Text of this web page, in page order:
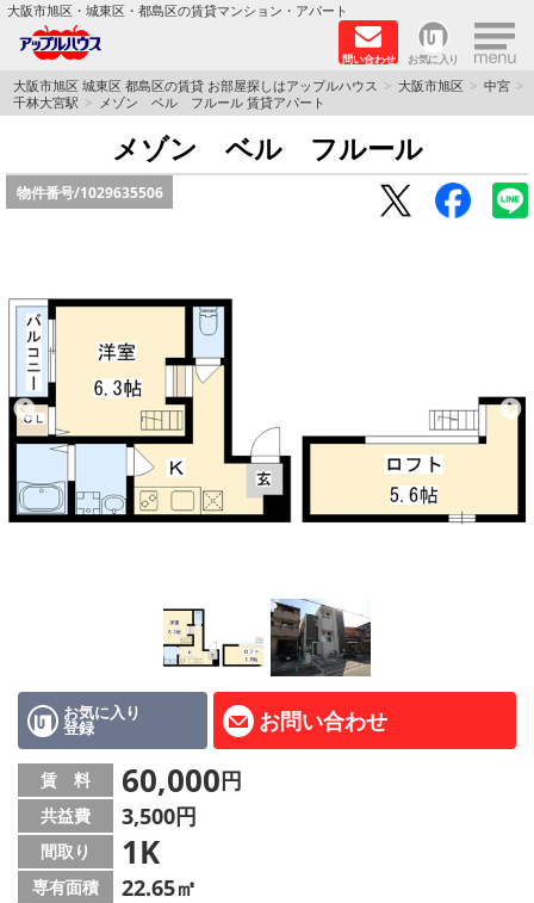
大阪市旭区・城東区・都島区の賃貸マンション・アパート
問い合わせ お気に入り ×
TOPページ
シャーメゾン
路線·駅から探す
地図から探す
スタッフ
BLOG
RECRUIT
店舗情報·アクセス
会社概要
メールでお問い合わせ
大阪市旭区 城東区 都島区の賃貸 お部屋探しはアップルハウス 大阪市旭区
中宮
千林大宮駅
メゾン ベル フルール 賃貸アパート
メゾン ベル フルール
物件番号/1029635506
お気に入り
登録 お問い合わせ
賃 料 60,000円
共益費 3,500円
間取り 1K
専有面積 22.65㎡